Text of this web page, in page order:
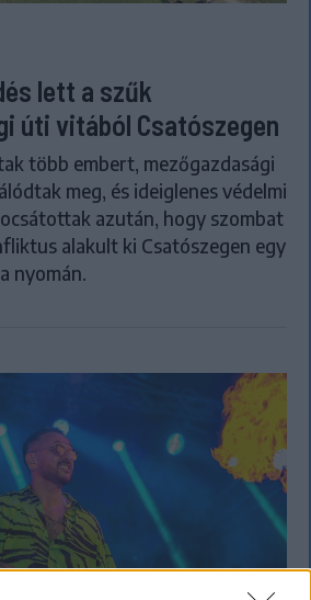
lett a szűk
úti vitából Csatószegen
több embert, mezőgazdasági
meg, és ideiglenes védelmi
azután, hogy szombat
alakult ki Csatószegen egy
nyomán.